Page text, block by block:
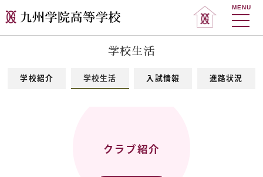
MENU
学校生活
学校紹介 学校生活 入試情報 進路状況
クラブ紹介